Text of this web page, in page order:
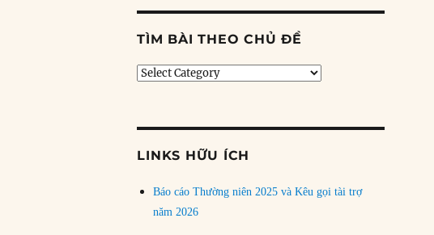
TÌM BÀI THEO CHỦ ĐỀ
Tìm
LINKS HỮU ÍCH
Báo cáo Thường niên 2025 và Kêu gọi tài trợ
năm 2026